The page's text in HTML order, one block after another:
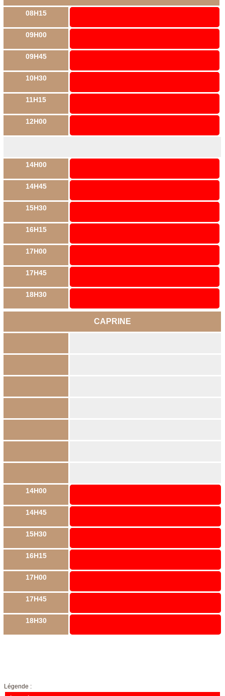
08H15
09H00
09H45
10H30
11H15
12H00
14H00
14H45
15H30
16H15
17H00
17H45
18H30
CAPRINE
14H00
14H45
15H30
16H15
17H00
17H45
18H30
Légende :